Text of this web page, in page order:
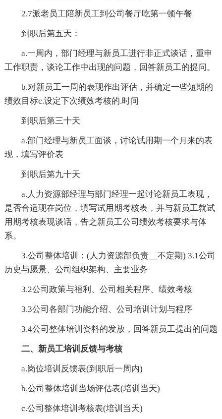
2.7派老员工陪新员工到公司餐厅吃第一顿午餐
到职后第五天：
a.一周内，部门经理与新员工进行非正式谈话，重申
工作职责，谈论工作中出现的问题，回答新员工的提问。
b.对新员工一周的表现作出评估，并确定一些短期的
绩效目标c.设定下次绩效考核的.时间
到职后第三十天
a.部门经理与新员工面谈，讨论试用期一个月来的表
现，填写评价表
到职后第九十天
a.人力资源部经理与部门经理一起讨论新员工表现，
是否合适现在岗位，填写试用期考核表，并与新员工就试
用期考核表现谈话，告之新员工公司绩效考核要求与体
系。
3.公司整体培训：(人力资源部负责__不定期) 3.1公司
历史与愿景、公司组织架构、主要业务
3.2公司政策与福利、公司相关程序、绩效考核
3.3公司各部门功能介绍、公司培训计划与程序
3.4公司整体培训资料的发放，回答新员工提出的问题
二、新员工培训反馈与考核
a.岗位培训反馈表(到职后一周内)
b.公司整体培训当场评估表(培训当天)
c.公司整体培训考核表(培训当天)